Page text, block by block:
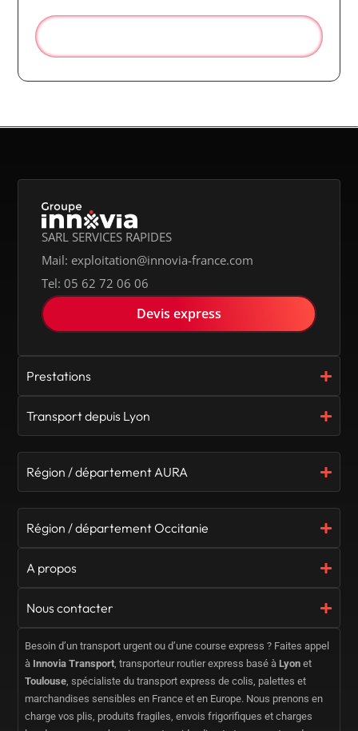
SARL SERVICES RAPIDES
Mail: exploitation@innovia-france.com
Tel: 05 62 72 06 06
Devis express
Prestations
Transport depuis Lyon
Région / département AURA
Région / département Occitanie
A propos
Nous contacter
Besoin d’un transport urgent ou d’une course express ? Faites appel
à Innovia Transport, transporteur routier express basé àLyon et
Toulouse, spécialiste du transport express de colis, palettes et
marchandises sensibles en France et en Europe. Nous prenons en
charge vos plis, produits fragiles, envois frigorifiques et charges